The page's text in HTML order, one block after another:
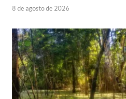
8 de agosto de 2026